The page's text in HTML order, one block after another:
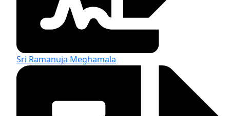
Sri Ramanuja Meghamala